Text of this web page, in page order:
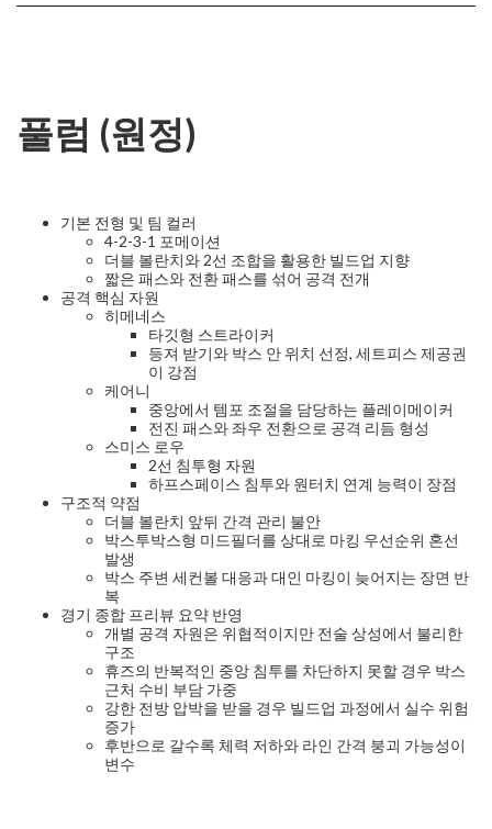
풀럼 (원정)
기본 전형 및 팀 컬러
4-2-3-1 포메이션
더블 볼란치와 2선 조합을 활용한 빌드업 지향
짧은 패스와 전환 패스를 섞어 공격 전개
공격 핵심 자원
히메네스
타깃형 스트라이커
등져 받기와 박스 안 위치 선정, 세트피스 제공권
이 강점
케어니
중앙에서 템포 조절을 담당하는 플레이메이커
전진 패스와 좌우 전환으로 공격 리듬 형성
스미스 로우
2선 침투형 자원
하프스페이스 침투와 원터치 연계 능력이 장점
구조적 약점
더블 볼란치 앞뒤 간격 관리 불안
박스투박스형 미드필더를 상대로 마킹 우선순위 혼선
발생
박스 주변 세컨볼 대응과 대인 마킹이 늦어지는 장면 반
복
경기 종합 프리뷰 요약 반영
개별 공격 자원은 위협적이지만 전술 상성에서 불리한
구조
휴즈의 반복적인 중앙 침투를 차단하지 못할 경우 박스
근처 수비 부담 가중
강한 전방 압박을 받을 경우 빌드업 과정에서 실수 위험
증가
후반으로 갈수록 체력 저하와 라인 간격 붕괴 가능성이
변수